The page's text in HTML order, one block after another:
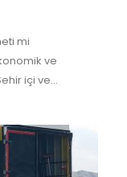
mi
ve
içi ve...